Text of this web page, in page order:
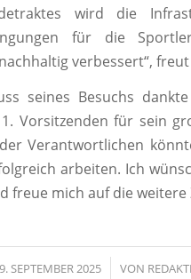
wird die
für die
verbessert“, freut
seines Besuchs
Vorsitzenden für sein
Verantwortlichen
arbeiten. Ich
freue mich auf die
SEPTEMBER 2025
/ VON